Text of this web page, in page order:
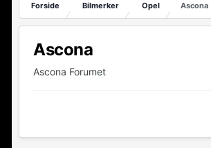
Forside Bilmerker Opel
Ascona
Ascona
Ascona Forumet